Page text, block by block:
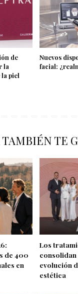
de
la
la piel
Nuevos
facial:
TE
de 400
en
Los
consolidan
evolución
estética